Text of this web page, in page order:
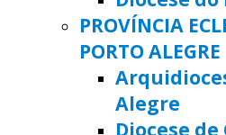
PROVÍNCIA
PORTO ALEGRE
Alegre
Diocese de